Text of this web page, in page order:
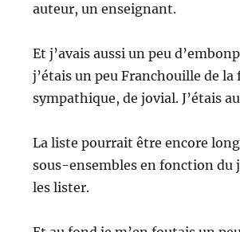
auteur, un enseignant.
Et j’avais aussi un peu
j’étais un peu Franchouille de
sympathique, de jovial. J’étais
La liste pourrait être encore
sous-ensembles en fonction du
les lister.